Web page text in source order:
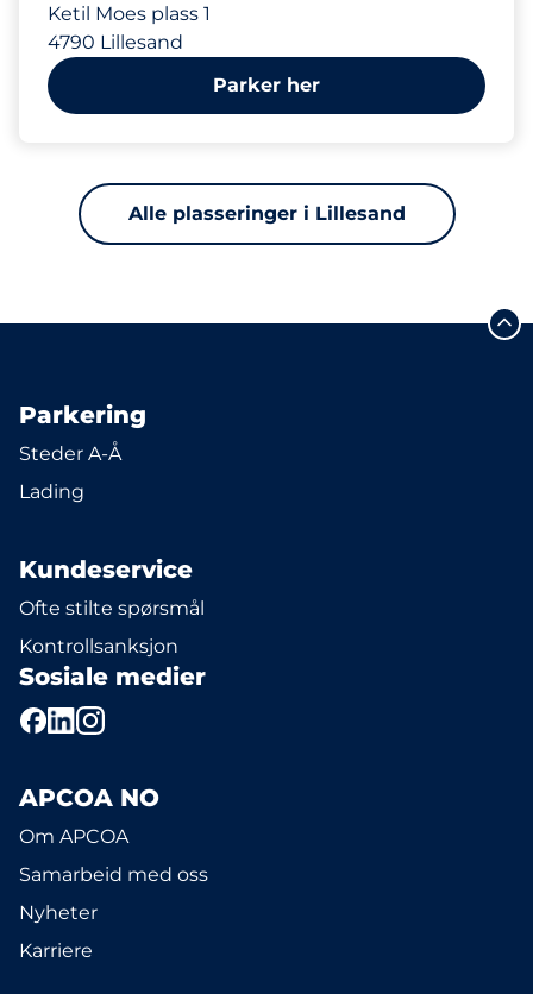
Ketil Moes plass 1
4790 Lillesand
Parker her
Alle plasseringer i Lillesand
Parkering
Steder A-Å
Lading
Kundeservice
Ofte stilte spørsmål
Kontrollsanksjon
Sosiale medier
APCOA NO
Om APCOA
Samarbeid med oss
Nyheter
Karriere